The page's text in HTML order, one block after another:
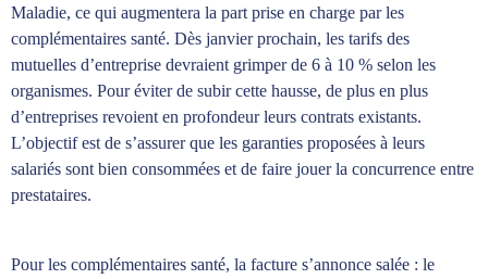
Maladie, ce qui augmentera la part prise en charge par les
complémentaires santé. Dès janvier prochain, les tarifs des
mutuelles d’entreprise devraient grimper de 6 à 10 % selon les
organismes. Pour éviter de subir cette hausse, de plus en plus
d’entreprises revoient en profondeur leurs contrats existants.
L’objectif est de s’assurer que les garanties proposées à leurs
salariés sont bien consommées et de faire jouer la concurrence entre
prestataires.
Pour les complémentaires santé, la facture s’annonce salée : le